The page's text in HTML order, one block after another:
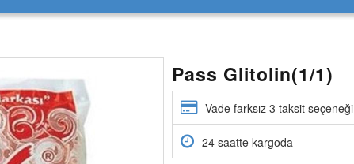
Pass Glitolin(1/1)
Vade farksız 3 taksit seçeneği
24 saatte kargoda